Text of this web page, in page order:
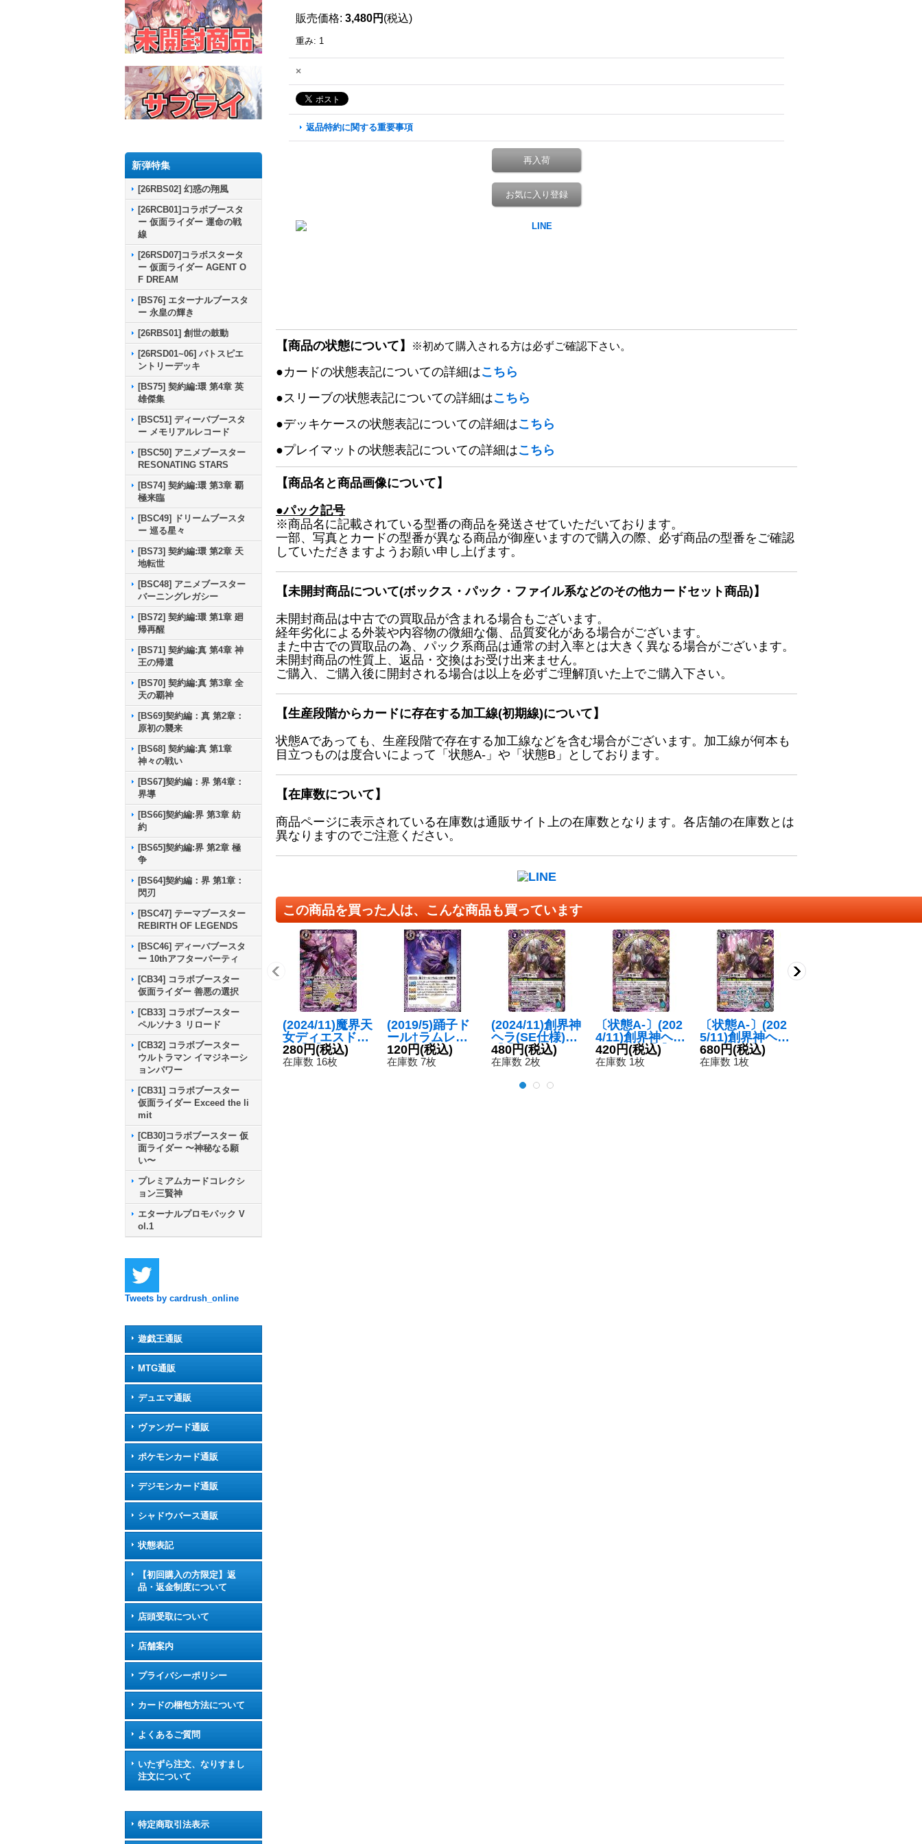
新弾特集
[26RBS02] 幻惑の翔風
[26RCB01]コラボブースタ
ー 仮面ライダー 運命の戦
線
[26RSD07]コラボスタータ
ー 仮面ライダー AGENT O
F DREAM
[BS76] エターナルブースタ
ー 永皇の輝き
[26RBS01] 創世の鼓動
[26RSD01~06] バトスピエ
ントリーデッキ
[BS75] 契約編:環 第4章 英
雄傑集
[BSC51] ディーバブースタ
ー メモリアルレコード
[BSC50] アニメブースター
RESONATING STARS
[BS74] 契約編:環 第3章 覇
極来臨
[BSC49] ドリームブースタ
ー 巡る星々
[BS73] 契約編:環 第2章 天
地転世
[BSC48] アニメブースター
バーニングレガシー
[BS72] 契約編:環 第1章 廻
帰再醒
[BS71] 契約編:真 第4章 神
王の帰還
[BS70] 契約編:真 第3章 全
天の覇神
[BS69]契約編：真 第2章：
原初の襲来
[BS68] 契約編:真 第1章
神々の戦い
[BS67]契約編：界 第4章：
界導
[BS66]契約編:界 第3章 紡
約
[BS65]契約編:界 第2章 極
争
[BS64]契約編：界 第1章：
閃刃
[BSC47] テーマブースター
REBIRTH OF LEGENDS
[BSC46] ディーバブースタ
ー 10thアフターパーティ
[CB34] コラボブースター
仮面ライダー 善悪の選択
[CB33] コラボブースター
ペルソナ３ リロード
[CB32] コラボブースター
ウルトラマン イマジネーシ
ョンパワー
[CB31] コラボブースター
仮面ライダー Exceed the li
mit
[CB30]コラボブースター 仮
面ライダー 〜神秘なる願
い〜
プレミアムカードコレクシ
ョン三賢神
エターナルプロモパック V
ol.1
Tweets by cardrush_online
遊戯王通販
MTG通販
デュエマ通販
ヴァンガード通販
ポケモンカード通販
デジモンカード通販
シャドウバース通販
状態表記
【初回購入の方限定】返
品・返金制度について
店頭受取について
店舗案内
プライバシーポリシー
カードの梱包方法について
よくあるご質問
いたずら注文、なりすまし
注文について
特定商取引法表示
販売価格: 3,480円 (税込)
重み: 1
×
返品特約に関する重要事項
再入荷
お気に入り登録
【商品の状態について】 ※初めて購入される方は必ずご確認下さい。
●カードの状態表記についての詳細はこちら
●スリーブの状態表記についての詳細はこちら
●デッキケースの状態表記についての詳細はこちら
●プレイマットの状態表記についての詳細はこちら
【商品名と商品画像について】
●パック記号
※商品名に記載されている型番の商品を発送させていただいております。
一部、写真とカードの型番が異なる商品が御座いますので購入の際、必ず商品の型番をご確認
していただきますようお願い申し上げます。
【未開封商品について(ボックス・パック・ファイル系などのその他カードセット商品)】
未開封商品は中古での買取品が含まれる場合もございます。
経年劣化による外装や内容物の微細な傷、品質変化がある場合がございます。
また中古での買取品の為、パック系商品は通常の封入率とは大きく異なる場合がございます。
未開封商品の性質上、返品・交換はお受け出来ません。
ご購入、ご購入後に開封される場合は以上を必ずご理解頂いた上でご購入下さい。
【生産段階からカードに存在する加工線(初期線)について】
状態Aであっても、生産段階で存在する加工線などを含む場合がございます。加工線が何本も
目立つものは度合いによって「状態A-」や「状態B」としております。
【在庫数について】
商品ページに表示されている在庫数は通販サイト上の在庫数となります。各店舗の在庫数とは
異なりますのでご注意ください。
この商品を買った人は、こんな商品も買っています
(2024/11)魔界天
女ディエスドー
ル【X】{BS70-
X02}《紫》
280円(税込)
在庫数 16枚
(2019/5)踊子ド
ール†ラムレッ
ト†【C】{BS47
-018}《紫》
120円(税込)
在庫数 7枚
(2024/11)創界神
ヘラ(SE仕様)
【-】{BS46-X1
0}《紫》
480円(税込)
在庫数 2枚
〔状態A-〕(202
4/11)創界神ヘラ
(SE仕様)【-】
{BS46-X10}
420円(税込)
在庫数 1枚
〔状態A-〕(202
5/11)創界神ヘラ
(LM2025収録)
【X】{BS46-X1
680円(税込)
在庫数 1枚